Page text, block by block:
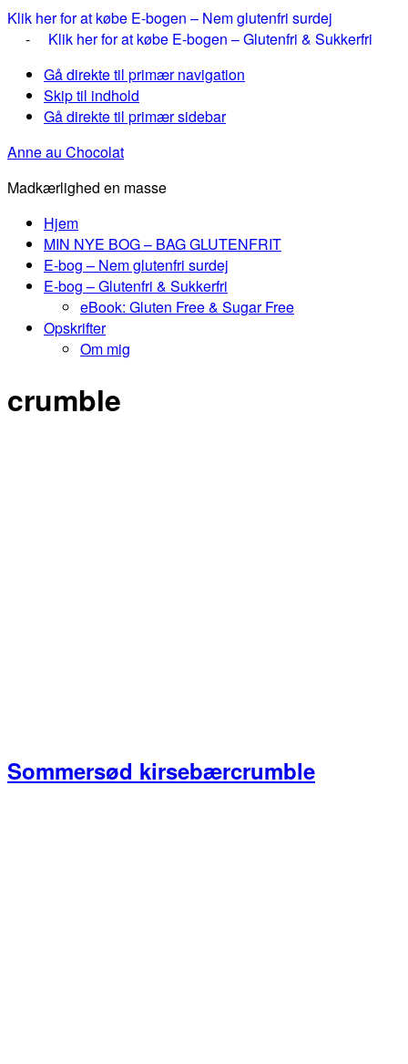
Klik her for at købe E-bogen – Nem glutenfri surdej
- Klik her for at købe E-bogen – Glutenfri & Sukkerfri
Gå direkte til primær navigation
Skip til indhold
Gå direkte til primær sidebar
Anne au Chocolat
Madkærlighed en masse
Hjem
MIN NYE BOG – BAG GLUTENFRIT
E-bog – Nem glutenfri surdej
E-bog – Glutenfri & Sukkerfri
eBook: Gluten Free & Sugar Free
Opskrifter
Om mig
crumble
Sommersød kirsebærcrumble